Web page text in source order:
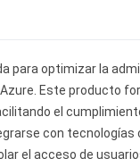
para optimizar la
Este producto
el
con tecnologías
el acceso de